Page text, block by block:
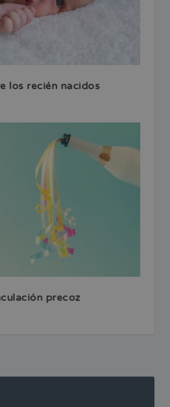
los recién nacidos
precoz